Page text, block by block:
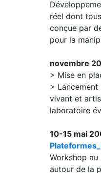
réel dont
conçue par
pour la
novembre
> Mise en
>
vivant et
laboratoire
10-15 mai
Workshop au
autour de la